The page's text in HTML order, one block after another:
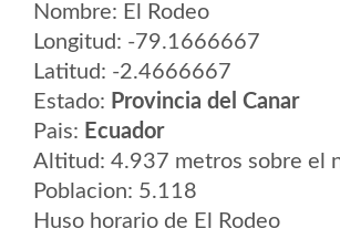
Nombre: El Rodeo
Longitud: -79.1666667
Latitud: -2.4666667
Estado: Provincia del Canar
Pais: Ecuador
Altitud: 4.937 metros sobre el
Poblacion: 5.118
Huso horario de El Rodeo